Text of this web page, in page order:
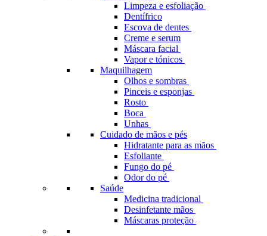
Limpeza e esfoliação
Dentífrico
Escova de dentes
Creme e serum
Máscara facial
Vapor e tónicos
Maquilhagem
Olhos e sombras
Pinceis e esponjas
Rosto
Boca
Unhas
Cuidado de mãos e pés
Hidratante para as mãos
Esfoliante
Fungo do pé
Odor do pé
Saúde
Medicina tradicional
Desinfetante mãos
Máscaras proteção